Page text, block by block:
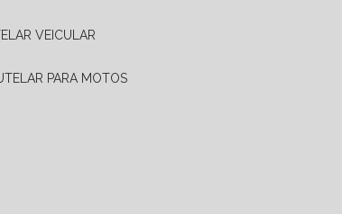
VEICULAR
PARA MOTOS